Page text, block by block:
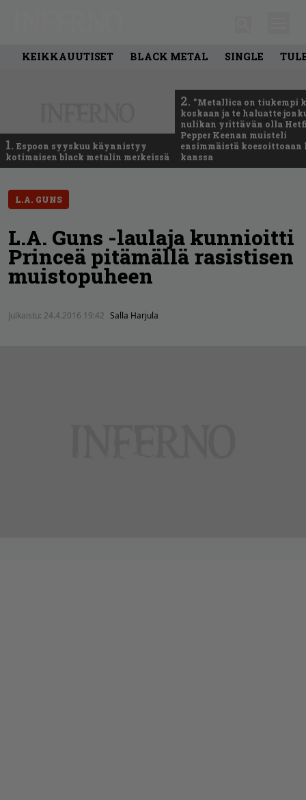
KEIKKAUUTISET BLACK METAL SINGLE
1. Espoon syyskuu käynnistyy
kotimaisen black metalin merkeissä
2. ”Metallica on tiukempi
koskaan ja te haluatte
nulikan yrittävän olla
Pepper Keenan muisteli
ensimmäistä
kanssa
L.A. GUNS
L.A. Guns -laulaja kunnioitti
Princeä pitämällä rasistisen
muistopuheen
Julkaistu: 24.4.2016 19:42 Salla Harjula